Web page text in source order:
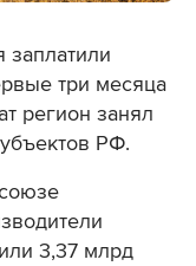
заплатили
три месяца
регион занял
РФ.
3,37 млрд